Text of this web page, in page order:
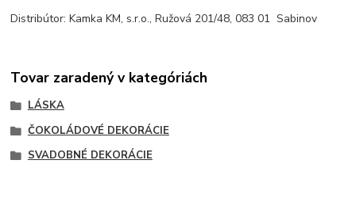
Distribútor: Kamka KM, s.r.o., Ružová 201/48, 083 01 Sabinov
Tovar zaradený v kategóriách
LÁSKA
ČOKOLÁDOVÉ DEKORÁCIE
SVADOBNÉ DEKORÁCIE